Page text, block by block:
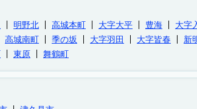
明野北 高城本町 大字大平 豊海 大字
高城南町 季の坂 大字羽田 大字皆春 新
東原 舞鶴町